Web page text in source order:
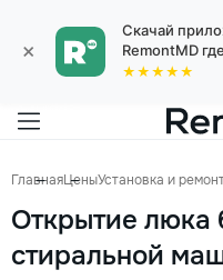
×
Скачай
RemontMD
★★★★★
ГлавнаяЦеныУстановка и
Открытие люка
стиральной